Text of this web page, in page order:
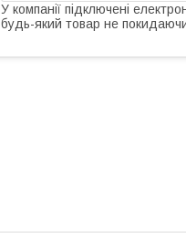
У компанії підключені
будь-який товар не